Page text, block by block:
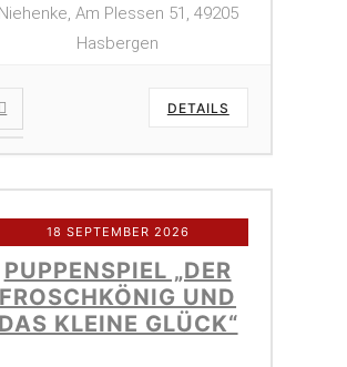
Niehenke, Am Plessen 51, 49205
Hasbergen
DETAILS
18 SEPTEMBER 2026
PUPPENSPIEL „DER
FROSCHKÖNIG UND
DAS KLEINE GLÜCK“